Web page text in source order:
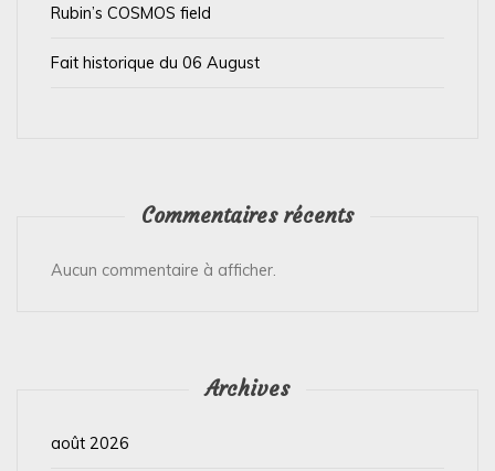
Rubin’s COSMOS field
Fait historique du 06 August
Commentaires récents
Aucun commentaire à afficher.
Archives
août 2026